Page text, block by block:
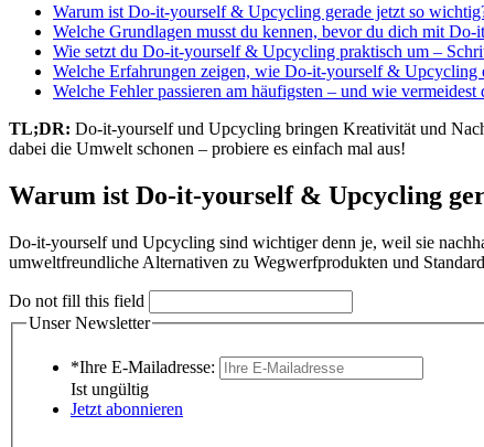
Warum ist Do-it-yourself & Upcycling gerade jetzt so
Welche Grundlagen musst du kennen, bevor du dich mit
Wie setzt du Do-it-yourself & Upcycling praktisch um –
Welche Erfahrungen zeigen, wie Do-it-yourself & Upcycling
Welche Fehler passieren am häufigsten – und wie vermeidest
TL;DR: Do-it-yourself und Upcycling bringen Kreativität und
dabei die Umwelt schonen – probiere es einfach mal aus!
Warum ist Do-it-yourself & Upcycling
Do-it-yourself und Upcycling sind wichtiger denn je, weil sie
umweltfreundliche Alternativen zu Wegwerfprodukten und
Do not fill this field
Unser Newsletter
*Ihre E-Mailadresse:
Ist ungültig
Jetzt abonnieren